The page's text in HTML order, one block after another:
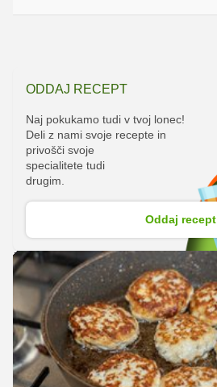
ODDAJ RECEPT
Naj pokukamo tudi v tvoj lonec!
Deli z nami svoje recepte in
privošči svoje
specialitete tudi
drugim.
Oddaj recept